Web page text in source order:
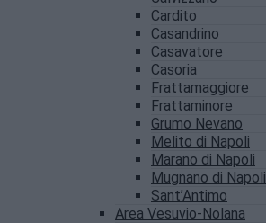
Cardito
Casandrino
Casavatore
Casoria
Frattamaggiore
Frattaminore
Grumo Nevano
Melito di Napoli
Marano di Napoli
Mugnano di Napoli
Sant’Antimo
Area Vesuvio-Nolana